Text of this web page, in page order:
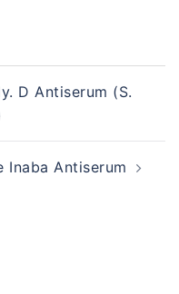
D Antiserum (S.
Inaba Antiserum